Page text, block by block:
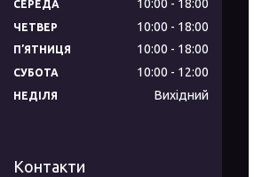
СЕРЕДА 10:00 18:00
ЧЕТВЕР 10:00 18:00
ПʼЯТНИЦЯ 10:00 18:00
СУБОТА 10:00 12:00
НЕДІЛЯ Вихідний
Контакти